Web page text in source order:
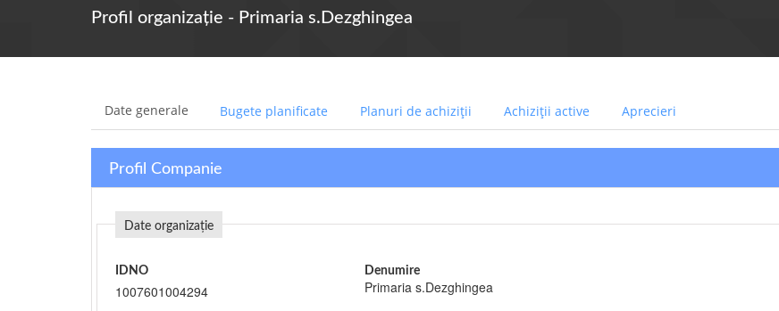
Profil organizație - Primaria s.Dezghingea
Date generale Bugete planificate Planuri de achiziții Achiziții active Aprecieri
Profil Companie
Date organizație
IDNO
1007601004294
Denumire
Primaria s.Dezghingea